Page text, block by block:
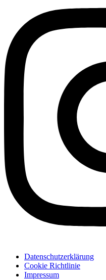
Datenschutzerklärung
Cookie Richtlinie
Impressum